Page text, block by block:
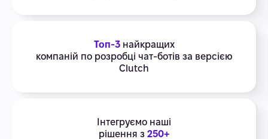
Топ-3найкращих
компаній по розробці чат-ботів за версією
Clutch
Інтегруємо наші
рішення з 250+